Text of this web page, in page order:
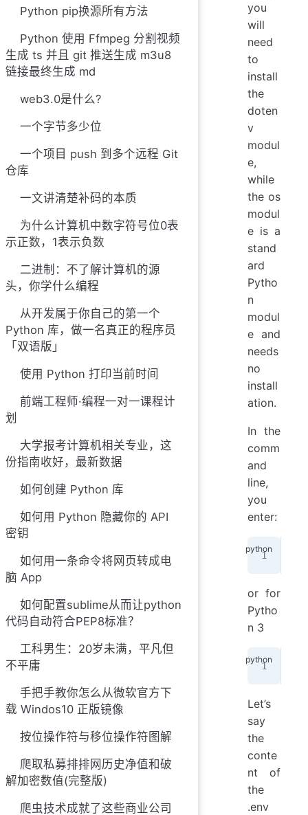
Python pip换源所有方法
Python 使用 Ffmpeg 分割视频
生成 ts 并且 git 推送生成 m3u8
链接最终生成 md
web3.0是什么?
一个字节多少位
一个项目 push 到多个远程 Git
仓库
一文讲清楚补码的本质
为什么计算机中数字符号位0表
示正数，1表示负数
二进制：不了解计算机的源
头，你学什么编程
从开发属于你自己的第一个
Python 库，做一名真正的程序员
「双语版」
使用 Python 打印当前时间
前端工程师·编程一对一课程计
划
大学报考计算机相关专业，这
份指南收好，最新数据
如何创建 Python 库
如何用 Python 隐藏你的 API
密钥
如何用一条命令将网页转成电
脑 App
如何配置sublime从而让python
代码自动符合PEP8标准？
工科男生：20岁未满，平凡但
不平庸
手把手教你怎么从微软官方下
载 Windos10 正版镜像
按位操作符与移位操作符图解
爬取私募排排网历史净值和破
解加密数值(完整版)
爬虫技术成就了这些商业公司
you
will
need
to
install
the
doten
v
modul
e,
while
the os
modul
e is a
stand
ard
Pytho
n
modul
e and
needs
no
install
ation.
In the
comm
and
line,
you
enter:
or for
Pytho
n 3
Let’s
say
the
conte
nt of
the
.env